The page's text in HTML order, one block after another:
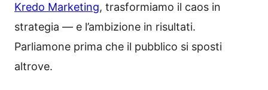
Kredo Marketing, trasformiamo il caos in
strategia — e l’ambizione in risultati.
Parliamone prima che il pubblico si sposti
altrove.